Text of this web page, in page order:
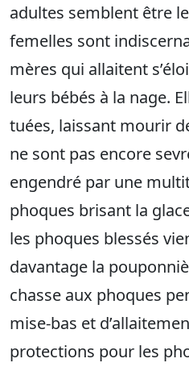
adultes semblent être
femelles sont
mères qui allaitent
leurs bébés à la nage.
tuées, laissant mourir
ne sont pas encore
engendré par une
phoques brisant la
les phoques blessés
davantage la
chasse aux phoques
mise-bas et
protections pour les